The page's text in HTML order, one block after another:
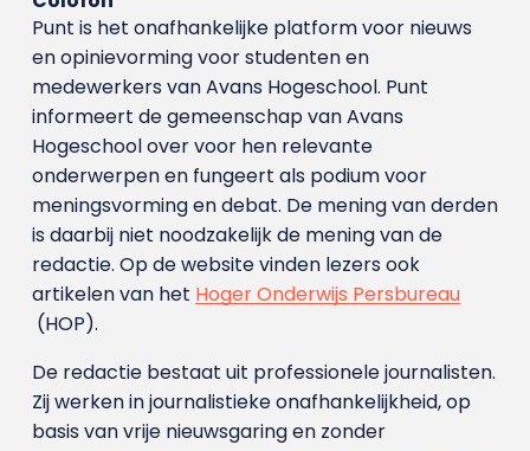
Punt is het onafhankelijke platform voor nieuws
en opinievorming voor studenten en
medewerkers van Avans Hoge­school. Punt
informeert de gemeenschap van Avans
Hogeschool over voor hen relevante
onderwerpen en fungeert als podium voor
meningsvorming en debat. De mening van derden
is daarbij niet noodzakelijk de mening van de
redactie. Op de website vinden lezers ook
artikelen van het Hoger Onderwijs Persbureau
(HOP).
De redactie bestaat uit professionele journalisten.
Zij werken in journalistieke onafhankelijkheid, op
basis van vrije nieuwsgaring en zonder